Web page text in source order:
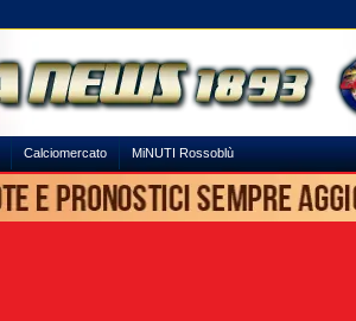
Calciomercato MiNUTI Rossoblù